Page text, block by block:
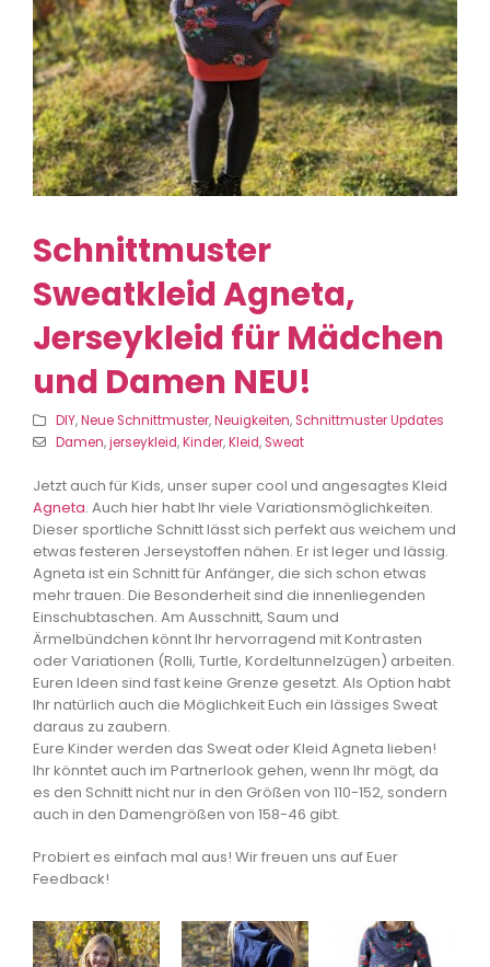
Schnittmuster
Sweatkleid Agneta,
Jerseykleid für Mädchen
und Damen NEU!
DIY,Neue Schnittmuster,Neuigkeiten,Schnittmuster Updates
Damen,jerseykleid,Kinder,Kleid,Sweat
Jetzt auch für Kids, unser super cool und angesagtes Kleid
Agneta. Auch hier habt Ihr viele Variationsmöglichkeiten.
Dieser sportliche Schnitt lässt sich perfekt aus weichem und
etwas festeren Jerseystoffen nähen. Er ist leger und lässig.
Agneta ist ein Schnitt für Anfänger, die sich schon etwas
mehr trauen. Die Besonderheit sind die innenliegenden
Einschubtaschen. Am Ausschnitt, Saum und
Ärmelbündchen könnt Ihr hervorragend mit Kontrasten
oder Variationen (Rolli, Turtle, Kordeltunnelzügen) arbeiten.
Euren Ideen sind fast keine Grenze gesetzt. Als Option habt
Ihr natürlich auch die Möglichkeit Euch ein lässiges Sweat
daraus zu zaubern.
Eure Kinder werden das Sweat oder Kleid Agneta lieben!
Ihr könntet auch im Partnerlook gehen, wenn Ihr mögt, da
es den Schnitt nicht nur in den Größen von 110-152, sondern
auch in den Damengrößen von 158-46 gibt.
Probiert es einfach mal aus! Wir freuen uns auf Euer
Feedback!